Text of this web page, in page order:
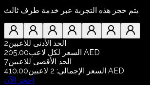
يتم حجز هذه التجربة عبر خدمة طرف ثالث.
الحد الأدنى للاعبين2
السعر لكل لاعب 205.00 AED
الحد الأقصى للاعبين7
السعر الإجمالي:
2 لاعبين
410.00 AED
احجز الآن